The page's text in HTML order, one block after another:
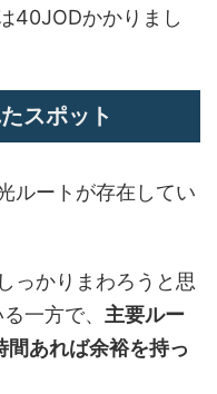
40JODかかりまし
スポット
ルートが存在してい
っかりまわろうと思
一方で、 主要ルー
間あれば余裕を持っ